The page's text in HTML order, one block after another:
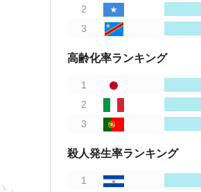
高齢化率ランキング
殺人発生率ランキング